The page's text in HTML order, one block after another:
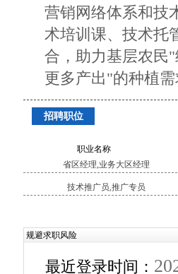
营销网络体系和技
术培训课、技术托
合，助力基层农民
更多产出"的种植需
招聘职位
职业名称
省区经理,业务大区经理
技术推广员,推广专员
规避求职风险
最近登录时间：